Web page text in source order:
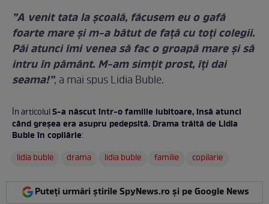
”A venit tata la școală, făcusem eu o gafă
foarte mare și m-a bătut de față cu toți colegii.
Păi atunci îmi venea să fac o groapă mare și să
intru în pământ. M-am simțit prost, îți dai
seama!”, a mai spus Lidia Buble.
În articolulS-a născut într-o familie iubitoare, însă atunci
când greșea era asupru pedepsită. Drama trăită de Lidia
Buble în copilărie:
lidia buble
drama lidia buble familie copilarie
Puteți urmări știrile SpyNews.ro și pe Google News